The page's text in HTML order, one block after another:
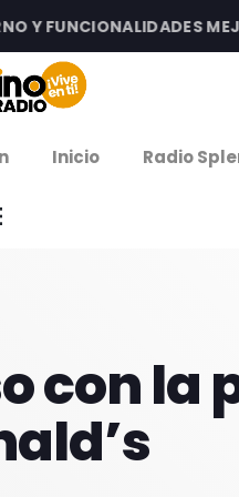
FUNCIONALIDADES
Inicio Radio
con la